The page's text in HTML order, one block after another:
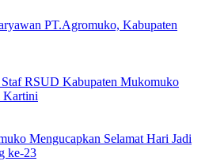
PT.Agromuko, Kabupaten
Staf RSUD Kabupaten Mukomuko
Kartini
Mengucapkan Selamat Hari Jadi
ke-23